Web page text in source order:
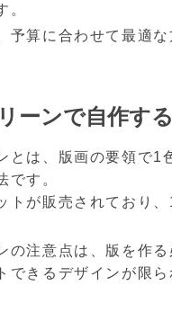
。
予算に合わせて最適
ーンで自作する
とは、版画の要領で1
です。
トが販売されており、
の注意点は、版を作る
できるデザインが限ら